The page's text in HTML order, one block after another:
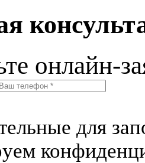
онлайн-
для